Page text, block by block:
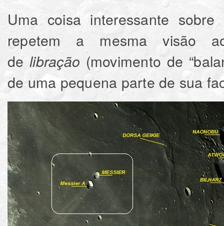
Uma coisa interessante
repetem a mesma visão
delibração (movimento de
de uma pequena parte de sua